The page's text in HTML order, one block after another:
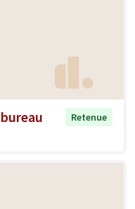
Retenue